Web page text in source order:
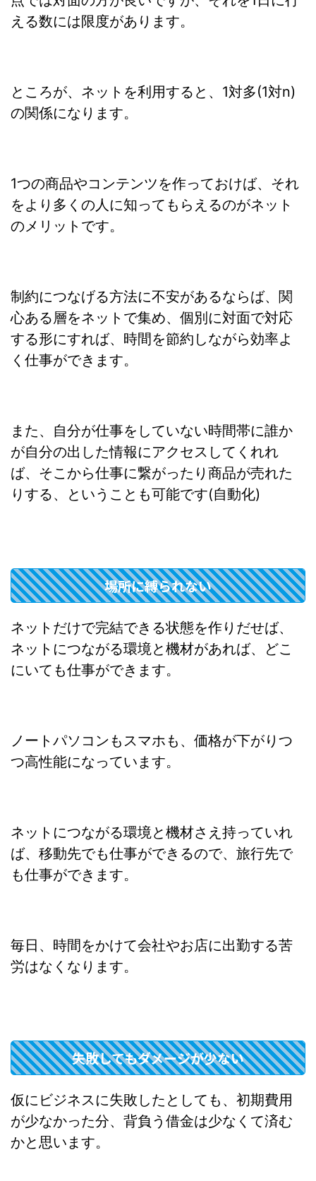
える数には限度があります。
ところが、ネットを利用すると、1対多(1対n)
の関係になります。
1つの商品やコンテンツを作っておけば、それ
をより多くの人に知ってもらえるのがネット
のメリットです。
制約につなげる方法に不安があるならば、関
心ある層をネットで集め、個別に対面で対応
する形にすれば、時間を節約しながら効率よ
く仕事ができます。
また、自分が仕事をしていない時間帯に誰か
が自分の出した情報にアクセスしてくれれ
ば、そこから仕事に繋がったり商品が売れた
りする、ということも可能です(自動化)
場所に縛られない
ネットだけで完結できる状態を作りだせば、
ネットにつながる環境と機材があれば、どこ
にいても仕事ができます。
ノートパソコンもスマホも、価格が下がりつ
つ高性能になっています。
ネットにつながる環境と機材さえ持っていれ
ば、移動先でも仕事ができるので、旅行先で
も仕事ができます。
毎日、時間をかけて会社やお店に出勤する苦
労はなくなります。
失敗してもダメージが少ない
仮にビジネスに失敗したとしても、初期費用
が少なかった分、背負う借金は少なくて済む
かと思います。